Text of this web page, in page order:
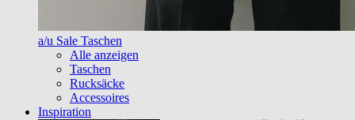
a/u Sale Taschen
Alle anzeigen
Taschen
Rucksäcke
Accessoires
Inspiration